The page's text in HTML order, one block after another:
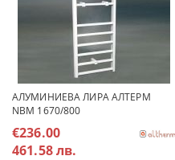
АЛУМИНИЕВА ЛИРА AЛТЕРМ
NBM 1670/800
€236.00
461.58 лв.